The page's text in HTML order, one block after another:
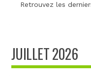
Retrouvez les
JUILLET 2026